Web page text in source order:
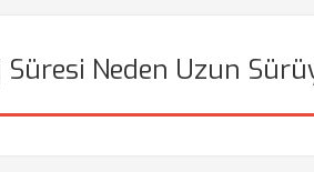
Neden Uzun